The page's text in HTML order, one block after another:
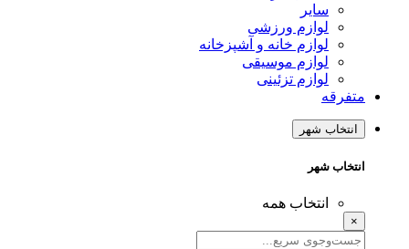
سایر
لوازم ورزشی
لوازم خانه و آشپزخانه
لوازم موسیقی
لوازم تزئینی
متفرقه
انتخاب شهر
انتخاب شهر
انتخاب همه
×